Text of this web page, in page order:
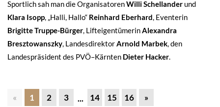
Sportlich sah man die OrganisatorenWilli Schellander und
Klara Isopp, „Halli, Hallo“ Reinhard Eberhard, Eventerin
Brigitte Truppe-Bürger, LifteigentümerinAlexandra
Bresztowanszky, LandesdirektorArnold Marbek, den
Landespräsident des PVÖ–Kärnten Dieter Hacker.
« 1 2 3 ... 14 15 16 »